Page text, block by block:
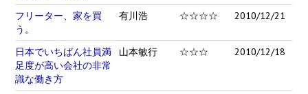
フリーター、家を買
う。
有川浩 ☆☆☆☆ 2010/12/21
日本でいちばん社員満
足度が高い会社の非常
識な働き方
山本敏行 ☆☆☆ 2010/12/18